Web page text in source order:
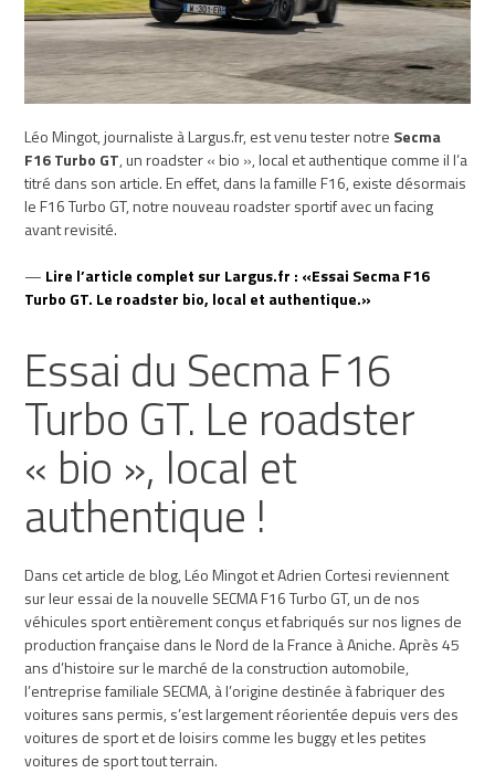
Léo Mingot, journaliste à Largus.fr, est venu tester notre Secma
F16 Turbo GT, un roadster « bio », local et authentique comme il l’a
titré dans son article. En effet, dans la famille F16, existe désormais
le F16 Turbo GT, notre nouveau roadster sportif avec un facing
avant revisité.
— Lire l’article complet sur Largus.fr : «Essai Secma F16
Turbo GT. Le roadster bio, local et authentique.»
Essai du Secma F16
Turbo GT. Le roadster
« bio », local et
authentique !
Dans cet article de blog, Léo Mingot et Adrien Cortesi reviennent
sur leur essai de la nouvelle SECMA F16 Turbo GT, un de nos
véhicules sport entièrement conçus et fabriqués sur nos lignes de
production française dans le Nord de la France à Aniche. Après 45
ans d’histoire sur le marché de la construction automobile,
l’entreprise familiale SECMA, à l’origine destinée à fabriquer des
voitures sans permis, s’est largement réorientée depuis vers des
voitures de sport et de loisirs comme les buggy et les petites
voitures de sport tout terrain.